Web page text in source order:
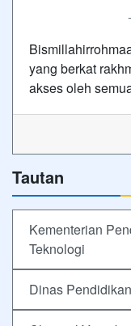
yang berkat
akses oleh
Tautan
Kementerian
Teknologi
Dinas